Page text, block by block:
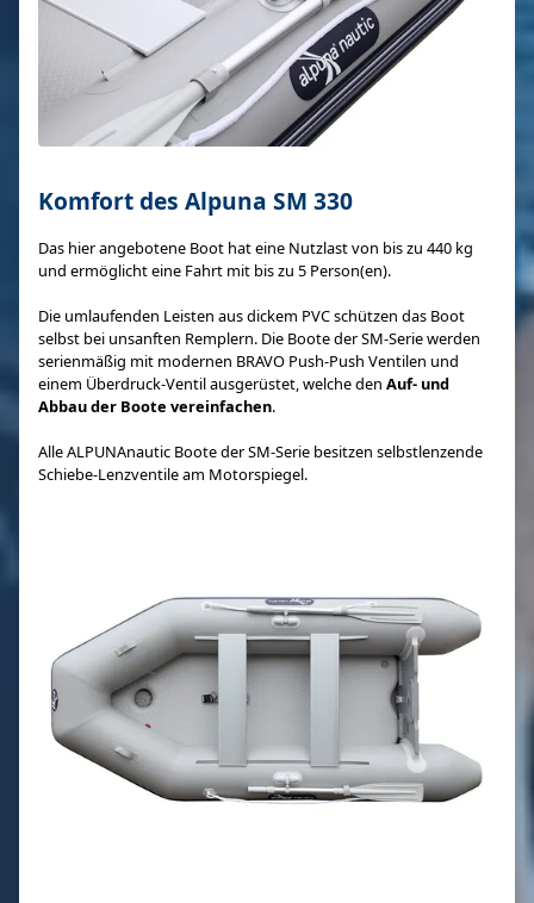
Komfort des Alpuna SM 330
Das hier angebotene Boot hat eine Nutzlast von bis zu 440 kg
und ermöglicht eine Fahrt mit bis zu 5 Person(en).
Die umlaufenden Leisten aus dickem PVC schützen das Boot
selbst bei unsanften Remplern. Die Boote der SM-Serie werden
serienmäßig mit modernen BRAVO Push-Push Ventilen und
einem Überdruck-Ventil ausgerüstet, welche den Auf- und
Abbau der Boote vereinfachen.
Alle ALPUNAnautic Boote der SM-Serie besitzen selbstlenzende
Schiebe-Lenzventile am Motorspiegel.